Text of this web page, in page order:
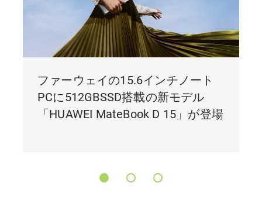
ファーウェイの15.6インチノート
PCに512GBSSD搭載の新モデル
「HUAWEI MateBook D 15」が登場